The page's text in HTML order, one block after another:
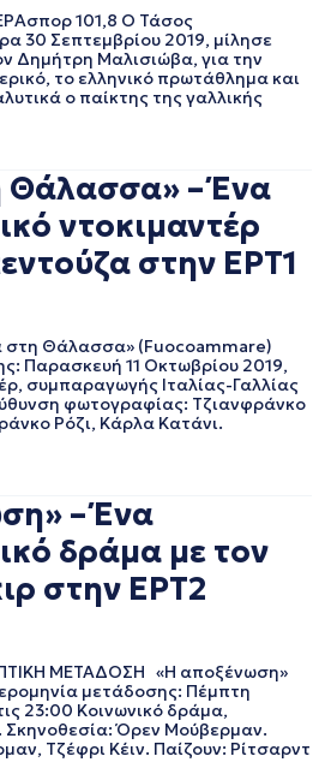
ΟΚΤΩΒΡΙΟΣ 2023
ΣΕΠΤΕΜΒΡΙΟΣ 2023
ΑΥΓΟΥΣΤΟΣ 2023
ΙΟΥΛΙΟΣ 2023
ΑΠΡΙΛΙΟΣ 2023
ΜΑΡΤΙΟΣ 2023
ΦΕΒΡΟΥΑΡΙΟΣ 2023
ΙΑΝΟΥΑΡΙΟΣ 2023
ΔΕΚΕΜΒΡΙΟΣ 2022
ΣΕΠΤΕΜΒΡΙΟΣ 2022
ΑΥΓΟΥΣΤΟΣ 2022
ΙΟΥΛΙΟΣ 2022
ΙΟΥΝΙΟΣ 2022
ΜΑΡΤΙΟΣ 2022
ΦΕΒΡΟΥΑΡΙΟΣ 2022
ΙΑΝΟΥΑΡΙΟΣ 2022
ΔΕΚΕΜΒΡΙΟΣ 2021
ΝΟΕΜΒΡΙΟΣ 2021
ΑΥΓΟΥΣΤΟΣ 2021
ΙΟΥΛΙΟΣ 2021
ΙΟΥΝΙΟΣ 2021
ΜΑΙΟΣ 2021
101,8 Ο Τάσος
30 Σεπτεμβρίου 2019, μίλησε
Δημήτρη Μαλισιώβα, για την
το ελληνικό πρωτάθλημα και
ο παίκτης της γαλλικής
Θάλασσα» – Ένα
ντοκιμαντέρ
στην ΕΡΤ1
Θάλασσα» (Fuocoammare)
Παρασκευή 11 Οκτωβρίου 2019,
συμπαραγωγής Ιταλίας-Γαλλίας
φωτογραφίας: Τζιανφράνκο
Ρόζι, Κάρλα Κατάνι.
– Ένα
δράμα με τον
στην ΕΡΤ2
ΜΕΤΑΔΟΣΗ «Η αποξένωση»
μετάδοσης: Πέμπτη
23:00 Κοινωνικό δράμα,
Όρεν Μούβερμαν.
Τζέφρι Κέιν. Παίζουν: Ρίτσαρντ